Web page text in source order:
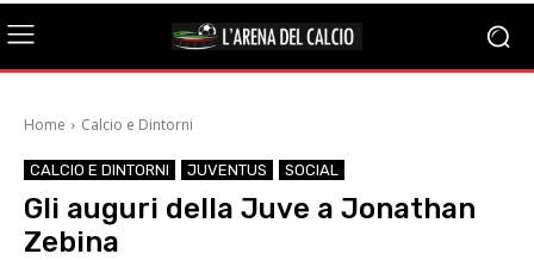
Home Calcio e Dintorni
CALCIO E DINTORNI JUVENTUS SOCIAL
Gli auguri della Juve a Jonathan
Zebina